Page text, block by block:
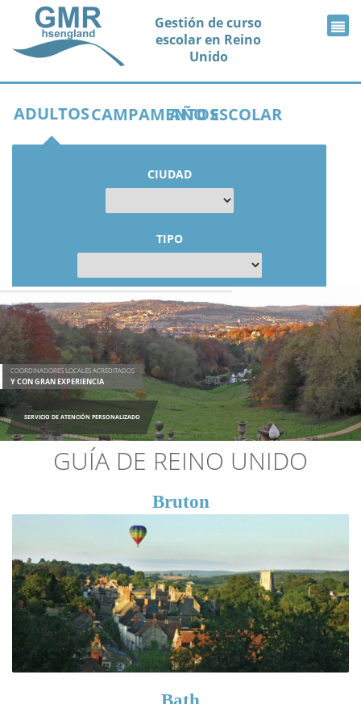
Gestión de curso
escolar en Reino
Unido
ADULTOSCAMPAMENTOSAÑO ESCOLAR
CIUDAD
TIPO
MOSTRAR
COORDINADORES LOCALES ACREDITADOS
Y CON GRAN EXPERIENCIA
SERVICIO DE ATENCIÓN PERSONALIZADO
GUÍA DE REINO UNIDO
Bruton